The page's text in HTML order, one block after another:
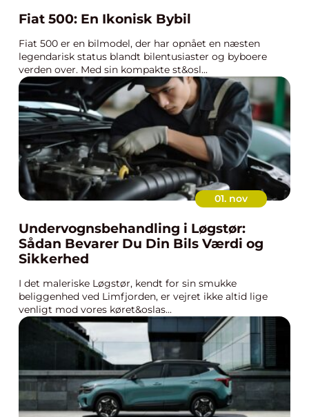
Fiat 500: En Ikonisk Bybil
Fiat 500 er en bilmodel, der har opnået en næsten
legendarisk status blandt bilentusiaster og byboere
verden over. Med sin kompakte st&osl...
01. nov
Undervognsbehandling i Løgstør:
Sådan Bevarer Du Din Bils Værdi og
Sikkerhed
I det maleriske Løgstør, kendt for sin smukke
beliggenhed ved Limfjorden, er vejret ikke altid lige
venligt mod vores køret&oslas...